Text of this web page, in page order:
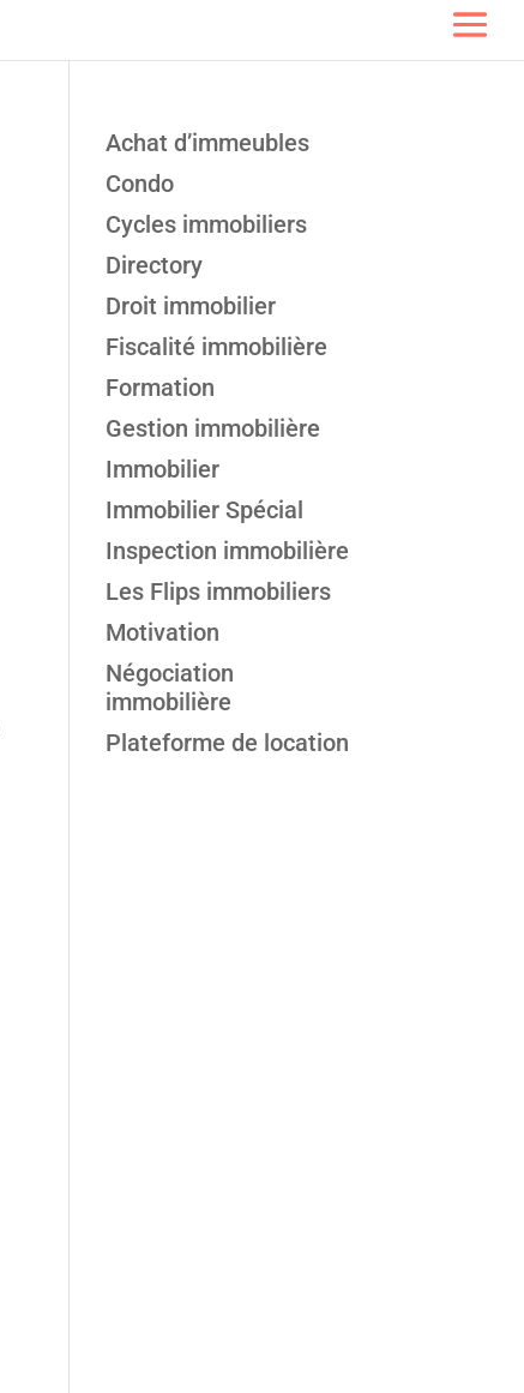
Achat d’immeubles
Condo
Cycles immobiliers
Directory
Droit immobilier
Fiscalité immobilière
Formation
Gestion immobilière
Immobilier
Immobilier Spécial
Inspection immobilière
Les Flips immobiliers
Motivation
Négociation
immobilière
Plateforme de location